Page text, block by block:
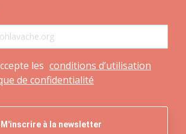
les conditions d’utilisation
de confidentialité